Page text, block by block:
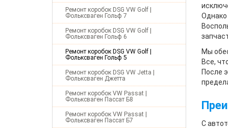
Ремонт коробок DSG VW Golf |
Фольксваген Гольф 7
Ремонт коробок DSG VW Golf |
Фольксваген Гольф 6
Ремонт коробок DSG VW Golf |
Фольксваген Гольф 5
Ремонт коробок DSG VW Jetta |
Фольксваген Джетта
Ремонт коробок VW Passat |
Фольксваген Пассат Б8
Ремонт коробок VW Passat |
Фольксваген Пассат Б7
Однако
Мы
Все,
После
С